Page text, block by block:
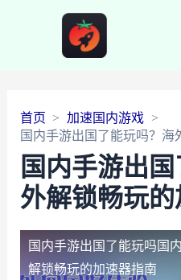
首页
加速国内游戏
国内手游出国了能玩吗？海
国内手游出
外解锁畅玩
国内手游出国了能玩吗国
解锁畅玩的加速器指南